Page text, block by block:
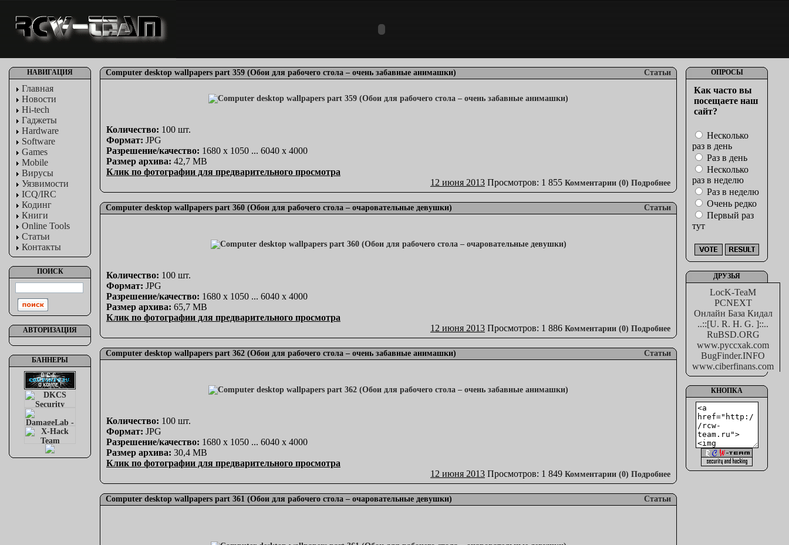
НАВИГАЦИЯ
Главная
Новости
Hi-tech
Гаджеты
Hardware
Software
Games
Mobile
Вирусы
Уязвимости
ICQ/IRC
Кодинг
Книги
Online Tools
Статьи
Контакты
ПОИСК
АВТОРИЗАЦИЯ
БАННЕРЫ
Computer desktop wallpapers part 359 (Обои для рабочего стола – очень забавные анимашки) Статьи
Количество: 100 шт.
Формат: JPG
Разрешение/качество: 1680 x 1050 ... 6040 x 4000
Размер архива: 42,7 MB
Клик по фотографии для предварительного просмотра
12 июня 2013 Просмотров: 1 855 Комментарии (0) Подробнее
Computer desktop wallpapers part 360 (Обои для рабочего стола – очаровательные девушки) Статьи
Количество: 100 шт.
Формат: JPG
Разрешение/качество: 1680 x 1050 ... 6040 x 4000
Размер архива: 65,7 MB
Клик по фотографии для предварительного просмотра
12 июня 2013 Просмотров: 1 886 Комментарии (0) Подробнее
Computer desktop wallpapers part 362 (Обои для рабочего стола – очень забавные анимашки) Статьи
Количество: 100 шт.
Формат: JPG
Разрешение/качество: 1680 x 1050 ... 6040 x 4000
Размер архива: 30,4 MB
Клик по фотографии для предварительного просмотра
12 июня 2013 Просмотров: 1 849 Комментарии (0) Подробнее
Computer desktop wallpapers part 361 (Обои для рабочего стола – очаровательные девушки) Статьи
ОПРОСЫ
Как часто вы
посещаете наш
сайт?
Несколько
раз в день
Раз в день
Несколько
раз в неделю
Раз в неделю
Очень редко
Первый раз
тут
ДРУЗЬЯ
LocK-TeaM
PCNEXT
Онлайн База Кидал
..::[U. R. H. G. ]::..
RuBSD.ORG
www.pyccxak.com
BugFinder.INFO
www.ciberfinans.com
КНОПКА